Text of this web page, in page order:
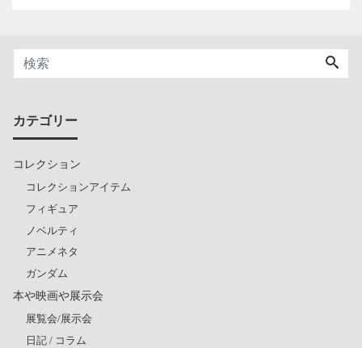
カテゴリー
コレクション
コレクションアイテム
フィギュア
ノベルティ
アニメネタ
ガンダム
本や映画や展示会
展覧会/展示会
日記 / コラム